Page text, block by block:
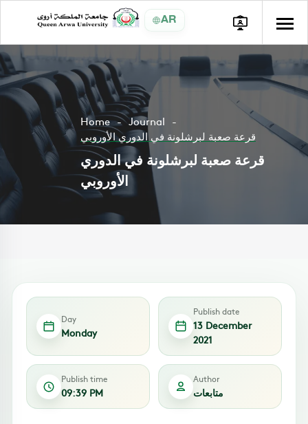
AR
Home
Journal
قرعة صعبة لبرشلونة في الدوري الأوروبي
قرعة صعبة لبرشلونة في الدوري
الأوروبي
Day
Monday
Publish date
13 December
2021
Publish time
09:39 PM
Author
متابعات